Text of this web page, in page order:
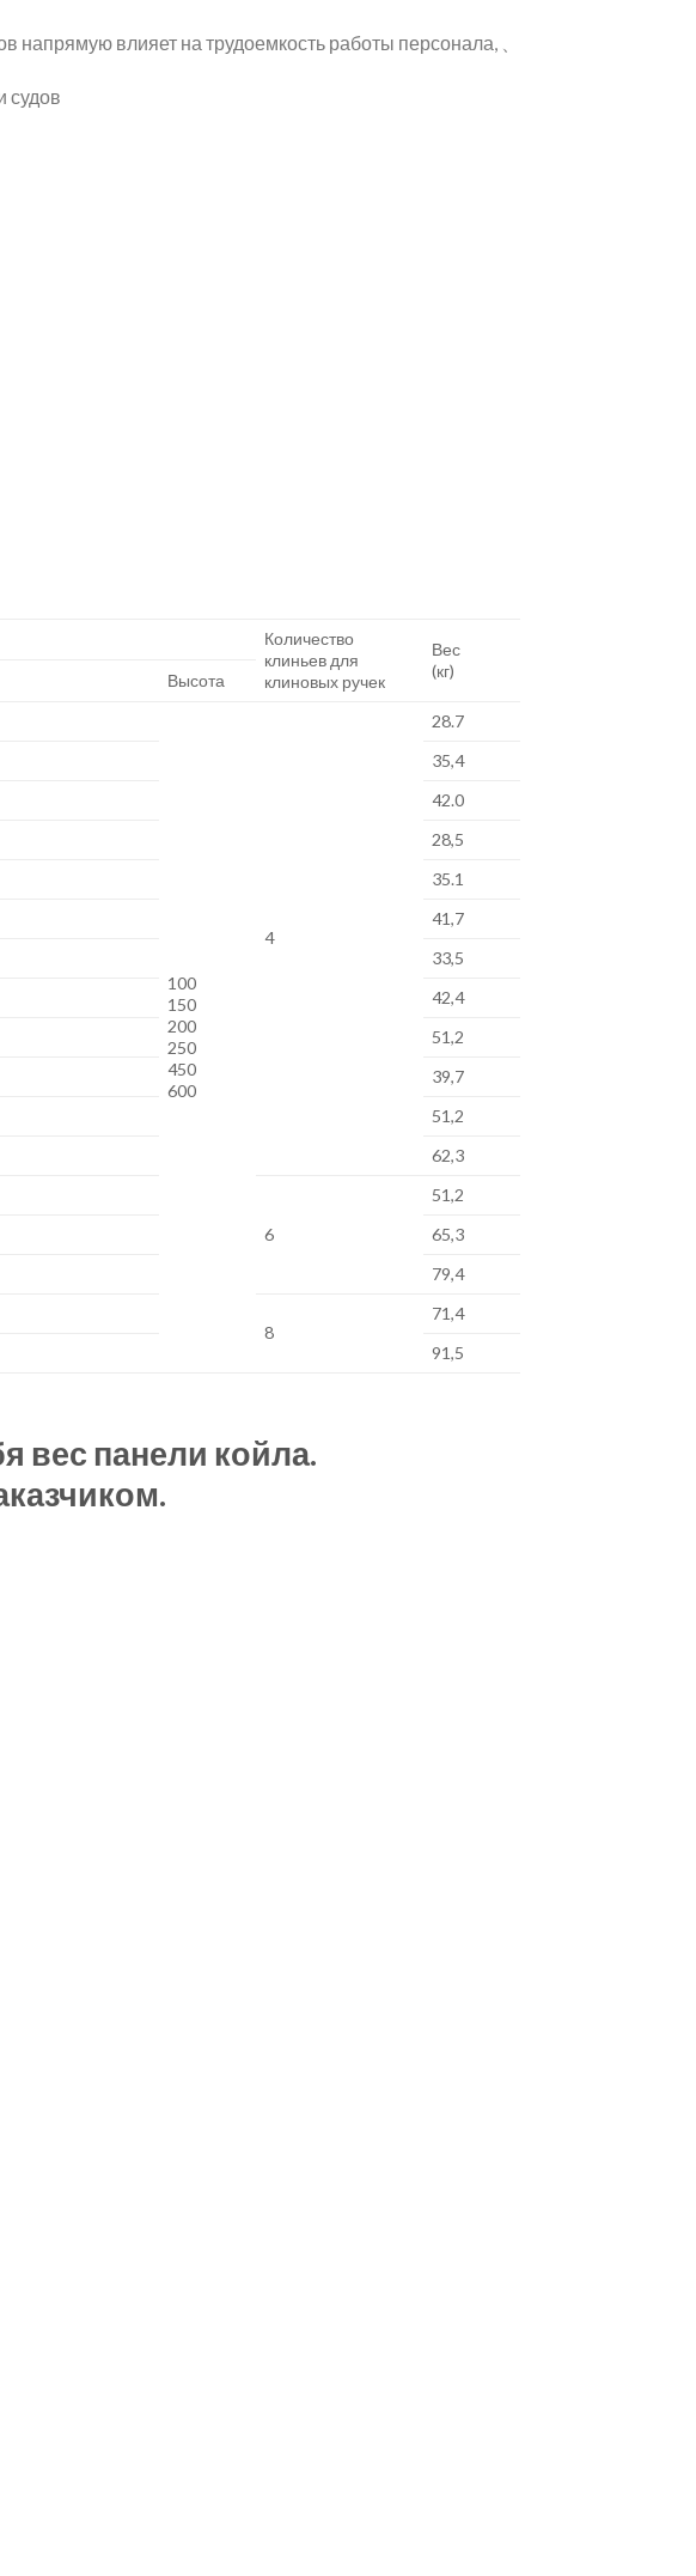
влияет на трудоемкость работы персонала, 、
судов
Количество
клиньев для
клиновых ручек
Вес
(кг)
Высота
100
150
200
250
450
600
4
28.7
35,4
42.0
28,5
35.1
41,7
33,5
42,4
51,2
39,7
51,2
62,3
6
51,2
65,3
79,4
8
71,4
91,5
вес панели койла.